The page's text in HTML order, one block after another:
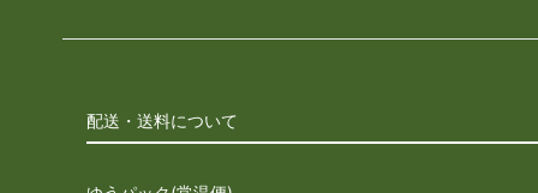
配送・送料について